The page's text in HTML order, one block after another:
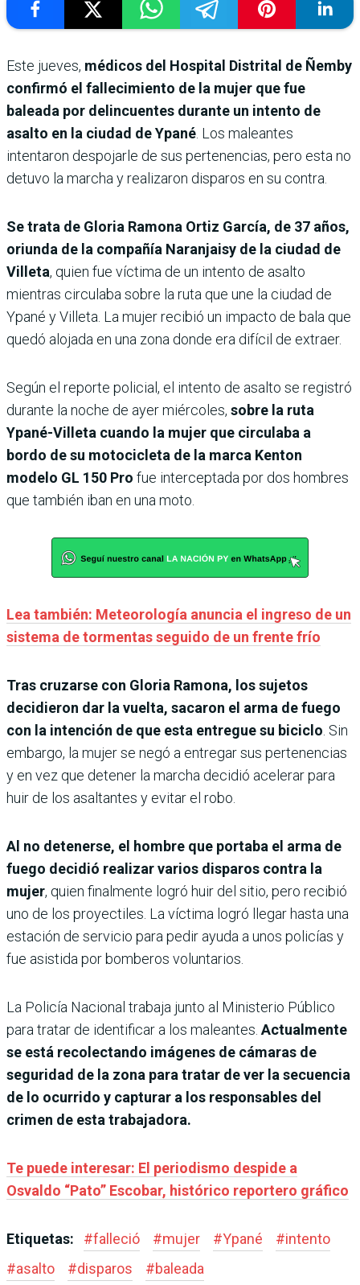
Este jueves, médicos del Hospital Distrital de Ñemby
confirmó el fallecimiento de la mujer que fue
baleada por delincuentes durante un intento de
asalto en la ciudad de Ypané . Los maleantes
intentaron despojarle de sus pertenencias, pero esta no
detuvo la marcha y realizaron disparos en su contra.
Se trata de Gloria Ramona Ortiz García, de 37 años,
oriunda de la compañía Naranjaisy de la ciudad de
Villeta, quien fue víctima de un intento de asalto
mientras circulaba sobre la ruta que une la ciudad de
Ypané y Villeta. La mujer recibió un impacto de bala que
quedó alojada en una zona donde era difícil de extraer.
Según el reporte policial, el intento de asalto se registró
durante la noche de ayer miércoles, sobre la ruta
Ypané-Villeta cuando la mujer que circulaba a
bordo de su motocicleta de la marca Kenton
modelo GL 150 Pro fue interceptada por dos hombres
que también iban en una moto.
Lea también: Meteorología anuncia el ingreso de un
sistema de tormentas seguido de un frente frío
Tras cruzarse con Gloria Ramona, los sujetos
decidieron dar la vuelta, sacaron el arma de fuego
con la intención de que esta entregue su biciclo . Sin
embargo, la mujer se negó a entregar sus pertenencias
y en vez que detener la marcha decidió acelerar para
huir de los asaltantes y evitar el robo.
Al no detenerse, el hombre que portaba el arma de
fuego decidió realizar varios disparos contra la
mujer, quien finalmente logró huir del sitio, pero recibió
uno de los proyectiles. La víctima logró llegar hasta una
estación de servicio para pedir ayuda a unos policías y
fue asistida por bomberos voluntarios.
La Policía Nacional trabaja junto al Ministerio Público
para tratar de identificar a los maleantes. Actualmente
se está recolectando imágenes de cámaras de
seguridad de la zona para tratar de ver la secuencia
de lo ocurrido y capturar a los responsables del
crimen de esta trabajadora.
Te puede interesar: El periodismo despide a
Osvaldo “Pato” Escobar, histórico reportero gráfico
Etiquetas: #falleció #mujer #Ypané #intento
#asalto #disparos #baleada